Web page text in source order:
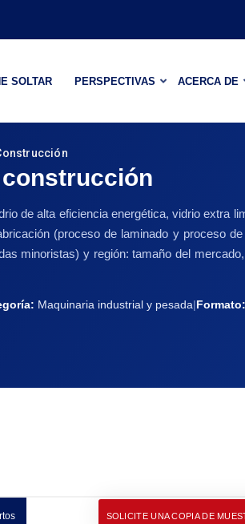
SOLTAR PERSPECTIVAS ACERCA DE
de alta eficiencia energética, vidrio extra
(proceso de laminado y proceso
minoristas) y región: tamaño del
Maquinaria industrial y pesada|Formato:
SOLICITE UNA COPIA DE